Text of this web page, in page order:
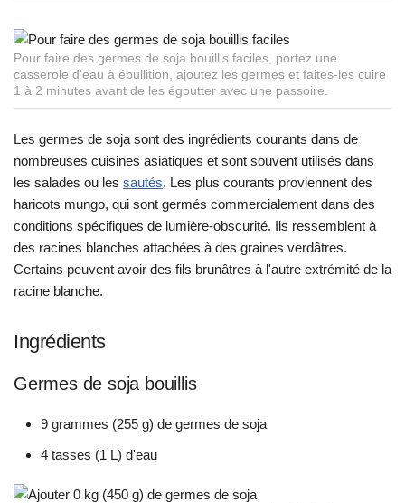
Pour faire des germes de soja bouillis faciles, portez une
casserole d'eau à ébullition, ajoutez les germes et faites-les cuire
1 à 2 minutes avant de les égoutter avec une passoire.
Les germes de soja sont des ingrédients courants dans de
nombreuses cuisines asiatiques et sont souvent utilisés dans
les salades ou les sautés. Les plus courants proviennent des
haricots mungo, qui sont germés commercialement dans des
conditions spécifiques de lumière-obscurité. Ils ressemblent à
des racines blanches attachées à des graines verdâtres.
Certains peuvent avoir des fils brunâtres à l'autre extrémité de la
racine blanche.
Ingrédients
Germes de soja bouillis
9 grammes (255 g) de germes de soja
4 tasses (1 L) d'eau